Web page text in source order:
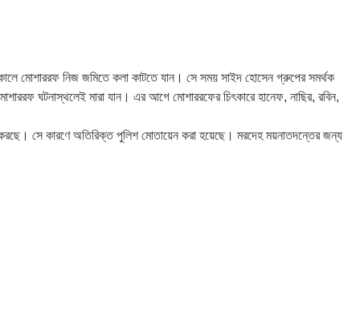
মোশাররফ নিজ জমিতে কলা কাটতে যান। সে সময় সাইদ হোসেন গ্রুপের সমর্থক
ঘটনাস্থলেই মারা যান। এর আগে মোশাররফের চিৎকারে হানেফ, নাছির, রবিন,
সে কারণে অতিরিক্ত পুলিশ মোতায়েন করা হয়েছে। মরদেহ ময়নাতদন্তের জন্য